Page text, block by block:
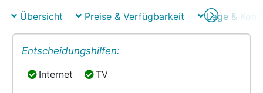
Übersicht Preise & Verfügbarkeit Lage &
Entscheidungshilfen:
Internet
Internet TV
TV